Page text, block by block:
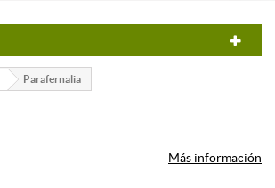
Parafernalia
Más información